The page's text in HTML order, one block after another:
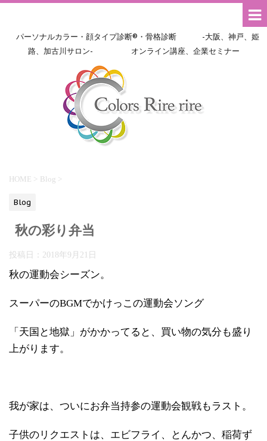
パーソナルカラー・顔タイプ診断®・骨格診断 -大阪、神戸、姫
路、加古川サロン- オンライン講座、企業セミナー
HOME > Blog >
Blog
秋の彩り弁当
投稿日： 2018年9月21日
秋の運動会シーズン。
スーパーのBGMでかけっこの運動会ソング
「天国と地獄」がかかってると、買い物の気分も盛り
上がります。
我が家は、ついにお弁当持参の運動会観戦もラスト。
子供のリクエストは、エビフライ、とんかつ、稲荷ず